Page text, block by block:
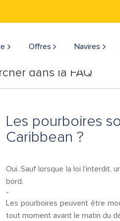
Offres Navires
dans la FAQ
Les pourboires
Caribbean ?
Oui. Sauf lorsque la loi l'interdit,
bord.
-
Les pourboires peuvent être
tout moment avant le matin du